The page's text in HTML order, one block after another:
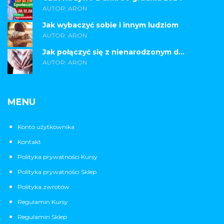
AUTOR: ARON
Jak wybaczyć sobie i innym ludziom
AUTOR: ARON
Jak połączyć się z nienarodzonym d...
AUTOR: ARON
MENU
Konto użytkownika
Kontakt
Polityka prywatności Kursy
Polityka prywatności Sklep
Polityka zwrotów
Regulamin Kursy
Regulamin Sklep